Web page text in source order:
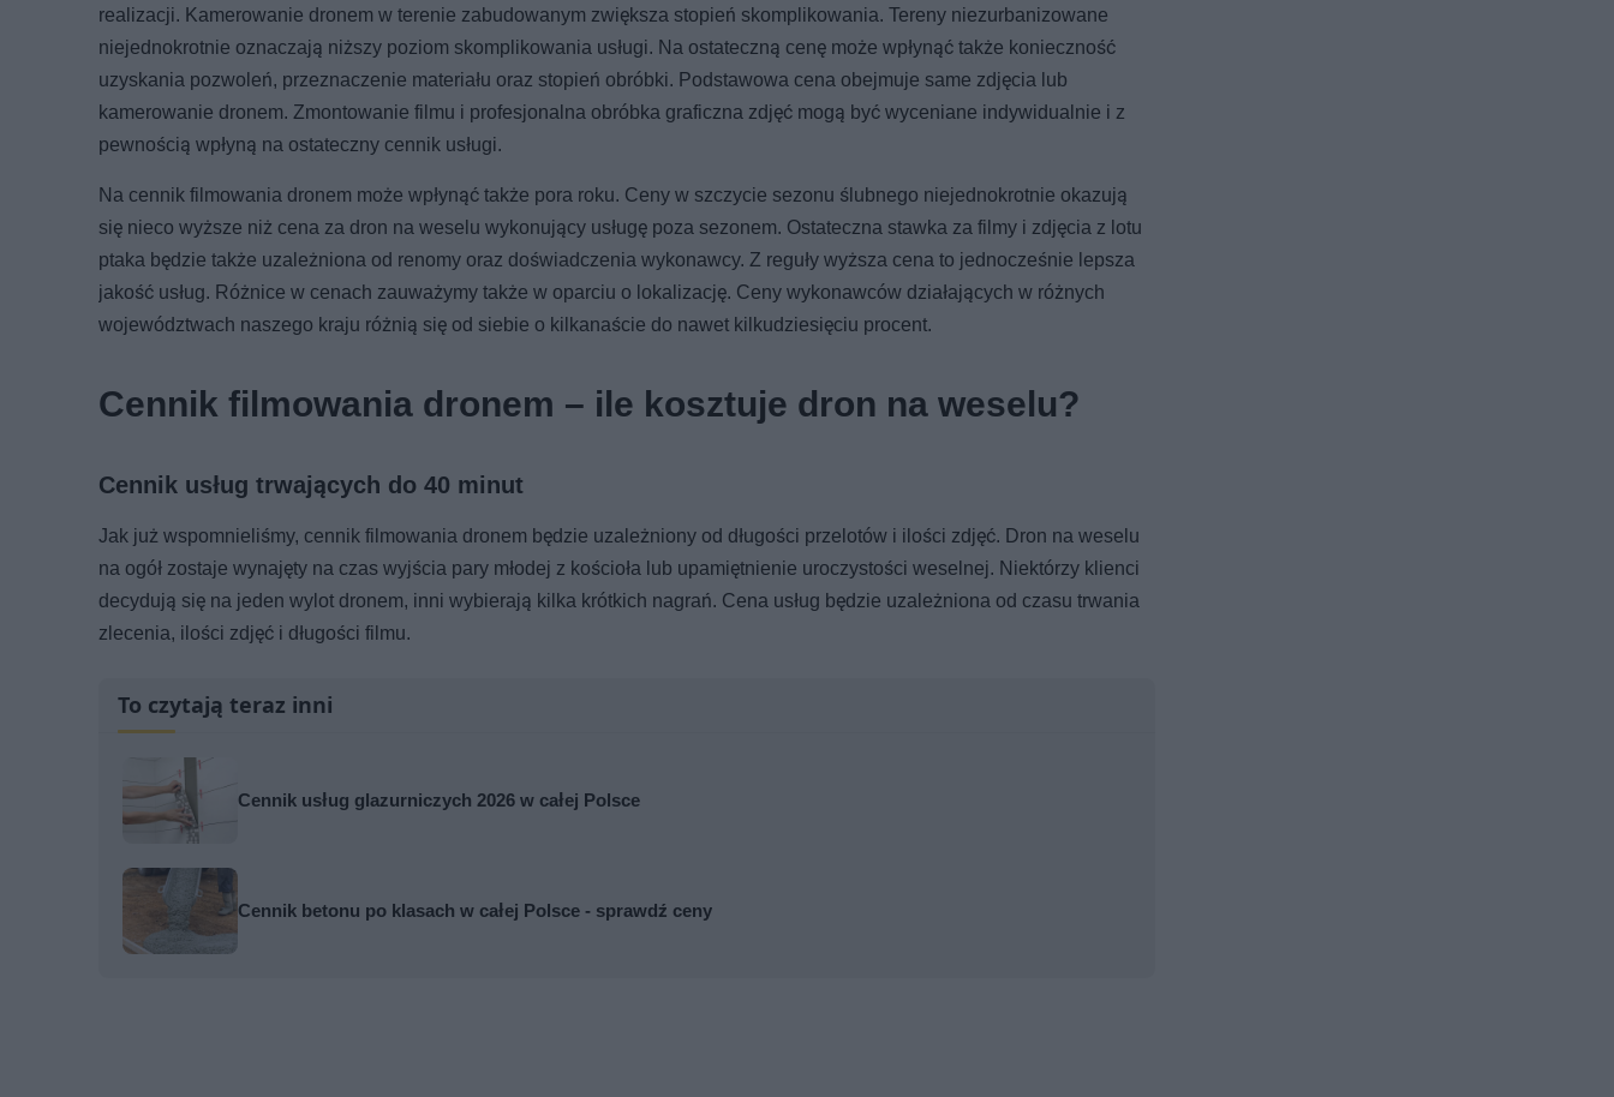
realizacji. Kamerowanie dronem w terenie zabudowanym zwiększa stopień skomplikowania. Tereny niezurbanizowane
niejednokrotnie oznaczają niższy poziom skomplikowania usługi. Na ostateczną cenę może wpłynąć także konieczność
uzyskania pozwoleń, przeznaczenie materiału oraz stopień obróbki. Podstawowa cena obejmuje same zdjęcia lub
kamerowanie dronem. Zmontowanie filmu i profesjonalna obróbka graficzna zdjęć mogą być wyceniane indywidualnie i z
pewnością wpłyną na ostateczny cennik usługi.
Na cennik filmowania dronem może wpłynąć także pora roku. Ceny w szczycie sezonu ślubnego niejednokrotnie okazują
się nieco wyższe niż cena za dron na weselu wykonujący usługę poza sezonem. Ostateczna stawka za filmy i zdjęcia z lotu
ptaka będzie także uzależniona od renomy oraz doświadczenia wykonawcy. Z reguły wyższa cena to jednocześnie lepsza
jakość usług. Różnice w cenach zauważymy także w oparciu o lokalizację. Ceny wykonawców działających w różnych
województwach naszego kraju różnią się od siebie o kilkanaście do nawet kilkudziesięciu procent.
Cennik filmowania dronem – ile kosztuje dron na weselu?
Cennik usług trwających do 40 minut
Jak już wspomnieliśmy, cennik filmowania dronem będzie uzależniony od długości przelotów i ilości zdjęć. Dron na weselu
na ogół zostaje wynajęty na czas wyjścia pary młodej z kościoła lub upamiętnienie uroczystości weselnej. Niektórzy klienci
decydują się na jeden wylot dronem, inni wybierają kilka krótkich nagrań. Cena usług będzie uzależniona od czasu trwania
zlecenia, ilości zdjęć i długości filmu.
To czytają teraz inni
Cennik usług glazurniczych 2026 w całej Polsce
Cennik betonu po klasach w całej Polsce - sprawdź ceny